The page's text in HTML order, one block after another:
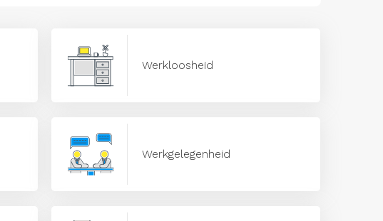
Werkloosheid
Werkgelegenheid